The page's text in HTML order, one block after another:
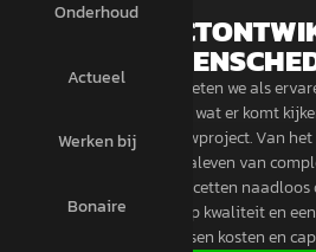
Onderhoud
Actueel
Werken bij
Bonaire
Bij Haafkes Bouw weten we als
in Enschede precies wat er komt
een succesvol bouwproject. Van
ruimte tot het naleven van
zorgen dat alle facetten
Onze focus ligt op kwaliteit en
tussen kosten en